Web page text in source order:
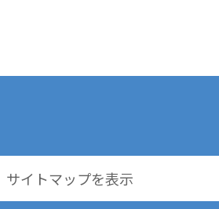
サイトマップを表示